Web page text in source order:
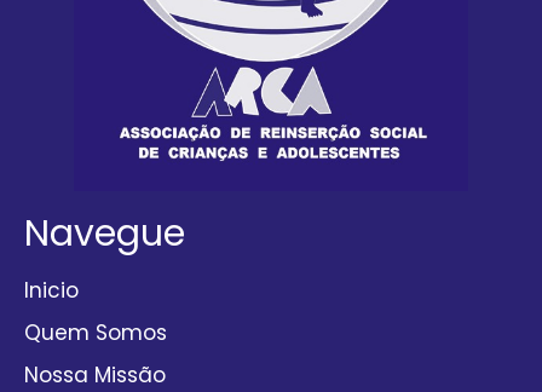
Navegue
Inicio
Quem Somos
Nossa Missão